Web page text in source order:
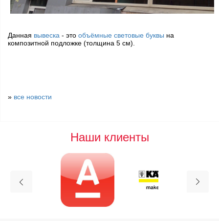
Данная вывеска - это объёмные световые буквы на
композитной подложке (толщина 5 см).
» все новости
Наши клиенты